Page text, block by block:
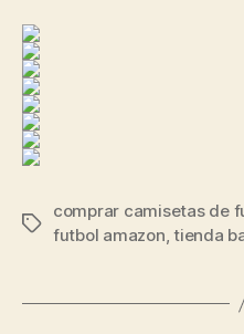
Etiquetas
comprar camisetas de
futbol amazon,tienda